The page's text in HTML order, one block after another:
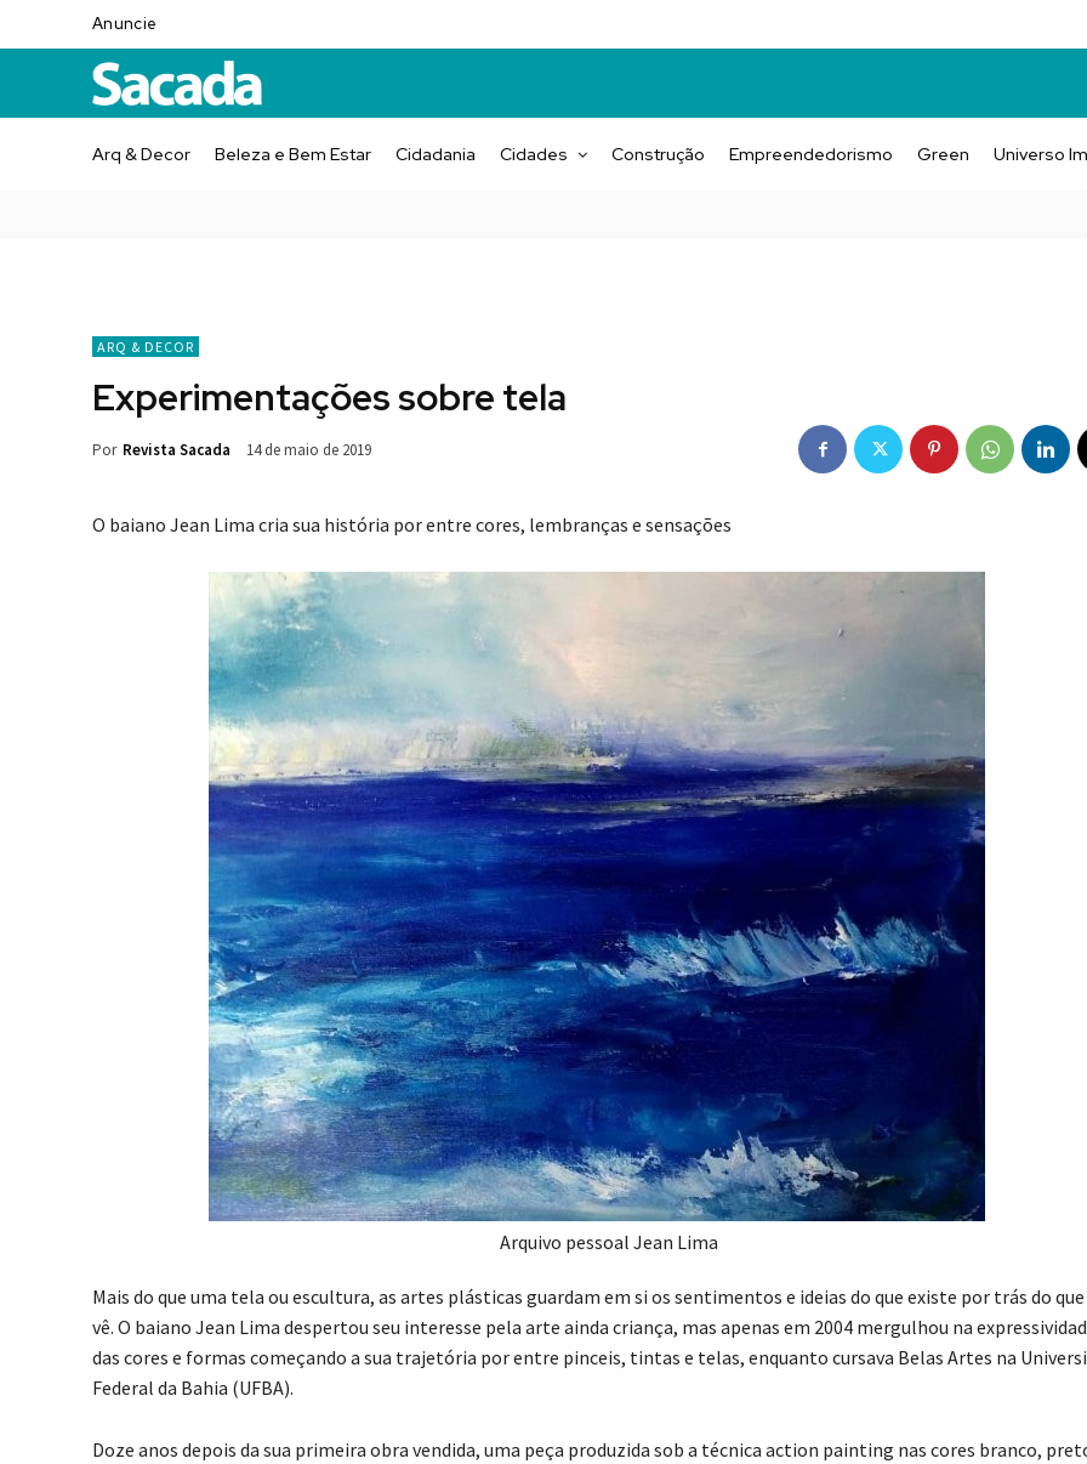
Anuncie
Arq & Decor Beleza e Bem Estar Cidadania Cidades Construção Empreendedorismo Green Universo
ARQ & DECOR
Experimentações sobre tela
Por Revista Sacada 14 de maio de 2019
O baiano Jean Lima cria sua história por entre cores, lembranças e sensações
Arquivo pessoal Jean Lima
Mais do que uma tela ou escultura, as artes plásticas guardam em si os sentimentos e ideias do que existe por trás do que
vê. O baiano Jean Lima despertou seu interesse pela arte ainda criança, mas apenas em 2004 mergulhou na
das cores e formas começando a sua trajetória por entre pinceis, tintas e telas, enquanto cursava Belas Artes na
Federal da Bahia (UFBA).
Doze anos depois da sua primeira obra vendida, uma peça produzida sob a técnica action painting nas cores branco,